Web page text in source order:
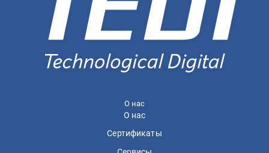
О нас
О нас
Сертификаты